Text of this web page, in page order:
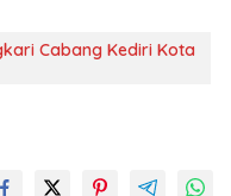
Cabang Kediri Kota